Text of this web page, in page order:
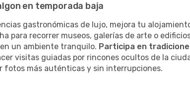
en temporada baja
gastronómicas de lujo, mejora tu
para recorrer museos, galerías de arte o
un ambiente tranquilo. Participa en
visitas guiadas por rincones ocultos de la
fotos más auténticas y sin interrupciones.